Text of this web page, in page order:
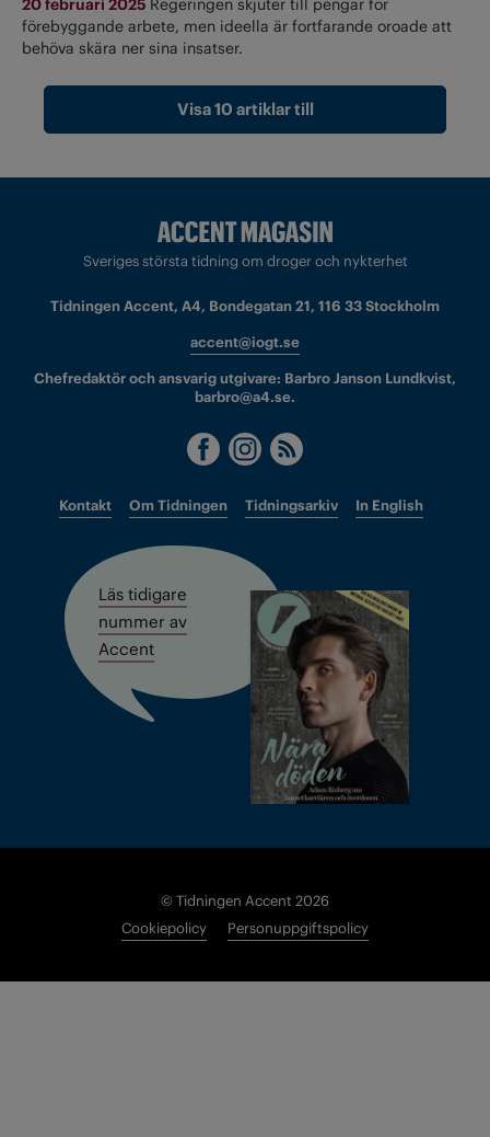
20 februari 2025 Regeringen skjuter till pengar för
förebyggande arbete, men ideella är fortfarande oroade att
behöva skära ner sina insatser.
Visa 10 artiklar till
Sveriges största tidning om droger och nykterhet
Tidningen Accent, A4, Bondegatan 21, 116 33 Stockholm
accent@iogt.se
Chefredaktör och ansvarig utgivare: Barbro Janson Lundkvist,
barbro@a4.se.
Kontakt Om Tidningen Tidningsarkiv In English
Läs tidigare
nummer av
Accent
© Tidningen Accent 2026
Cookiepolicy
Personuppgiftspolicy